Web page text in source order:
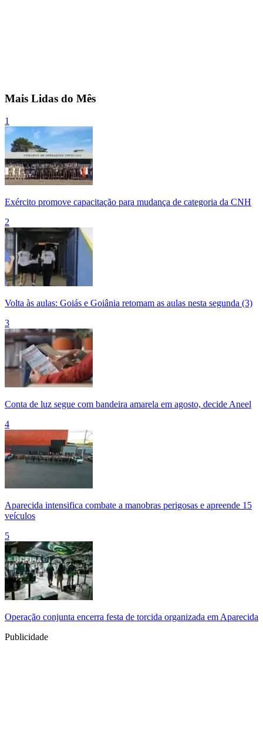
Mais Lidas do Mês
1
Exército promove capacitação para mudança de categoria da CNH
2
Volta às aulas: Goiás e Goiânia retomam as aulas nesta segunda (3)
3
Conta de luz segue com bandeira amarela em agosto, decide Aneel
4
Aparecida intensifica combate a manobras perigosas e apreende 15
veículos
5
Operação conjunta encerra festa de torcida organizada em Aparecida
Publicidade